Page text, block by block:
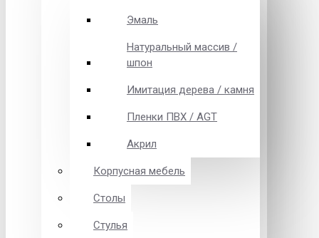
Эмаль
Натуральный массив /
шпон
Имитация дерева / камня
Пленки ПВХ / AGT
Акрил
Корпусная мебель
Столы
Стулья